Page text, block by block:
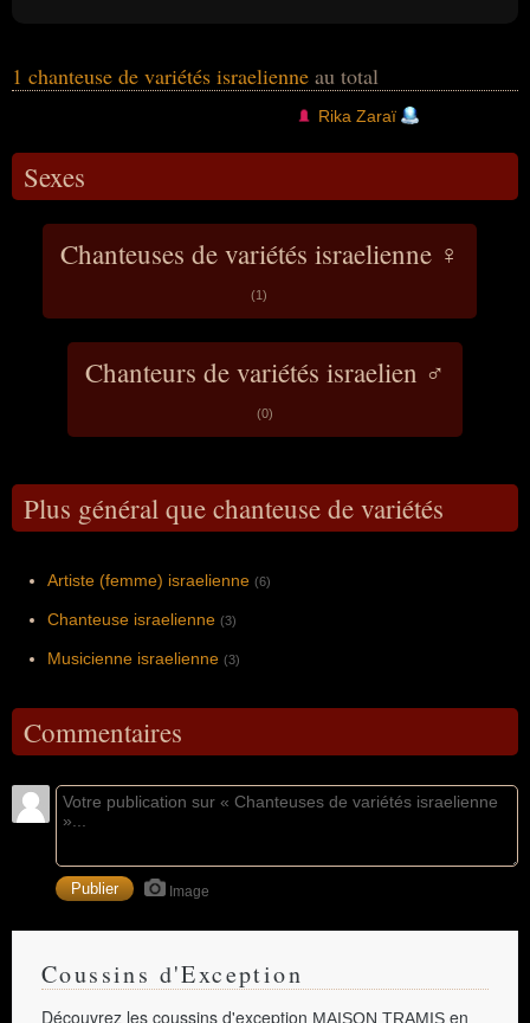
1 chanteuse de variétés israelienne au total
Rika Zaraï
Sexes
Chanteuses de variétés israelienne ♀
(1)
Chanteurs de variétés israelien ♂
(0)
Plus général que chanteuse de variétés
Artiste (femme) israelienne (6)
Chanteuse israelienne (3)
Musicienne israelienne (3)
Commentaires
Image
Coussins d'Exception
Découvrez les coussins d'exception MAISON TRAMIS en